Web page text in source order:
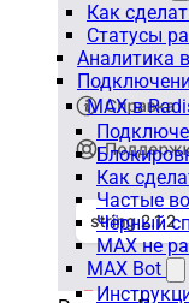
Как
Статусы
Аналитика
MAX в
Как
Частые
Чёрный
MAX не
MAX Bot